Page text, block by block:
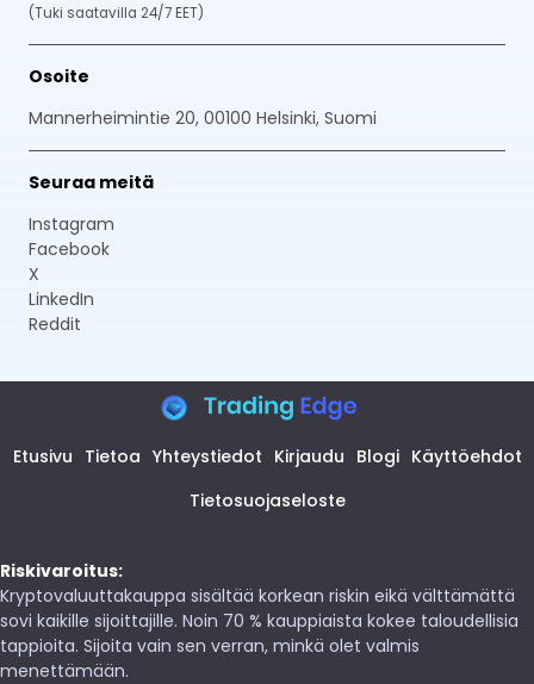
(Tuki saatavilla 24/7 EET)
Osoite
Mannerheimintie 20, 00100 Helsinki, Suomi
Seuraa meitä
Instagram
Facebook
X
LinkedIn
Reddit
Etusivu Tietoa Yhteystiedot Kirjaudu Blogi Käyttöehdot
Tietosuojaseloste
Riskivaroitus:
Kryptovaluuttakauppa sisältää korkean riskin eikä välttämättä
sovi kaikille sijoittajille. Noin 70 % kauppiaista kokee taloudellisia
tappioita. Sijoita vain sen verran, minkä olet valmis
menettämään.